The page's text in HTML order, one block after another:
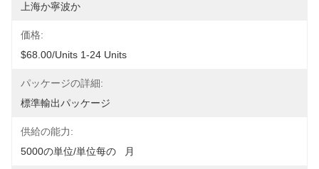
上海か寧波か
価格:
$68.00/units 1-24 Units
パッケージの詳細:
標準輸出パッケージ
供給の能力:
5000の単位/単位每の   月